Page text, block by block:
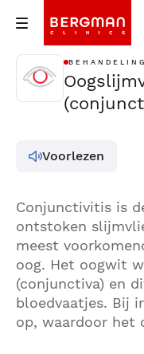
BEHANDELING
Voorlezen
Conjunctivitis is
ontstoken
meest
oog. Het oogwit
(conjunctiva) en
bloedvaatjes. Bij
op, waardoor het